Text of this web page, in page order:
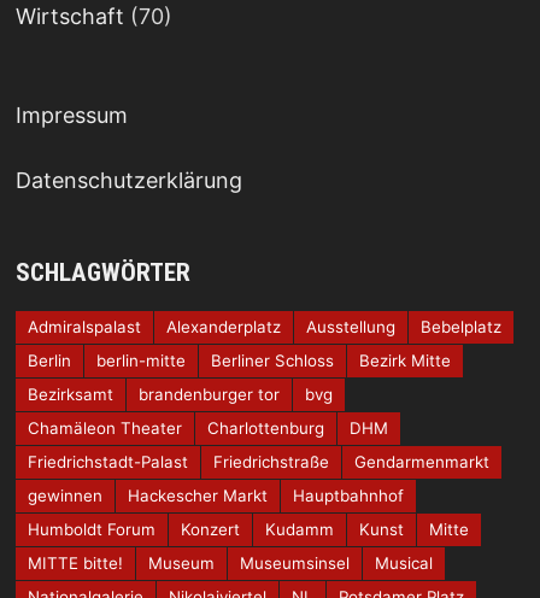
Wirtschaft (70)
Impressum
Datenschutzerklärung
SCHLAGWÖRTER
Admiralspalast Alexanderplatz Ausstellung
Bebelplatz
Berlin
berlin-mitte Berliner Schloss
Bezirk Mitte
Bezirksamt
brandenburger tor
bvg
Chamäleon Theater
Charlottenburg
DHM
Friedrichstadt-Palast
Friedrichstraße
Gendarmenmarkt
gewinnen
Hackescher Markt
Hauptbahnhof
Humboldt Forum
Konzert Kudamm Kunst
Mitte
MITTE bitte!
Museum Museumsinsel
Musical